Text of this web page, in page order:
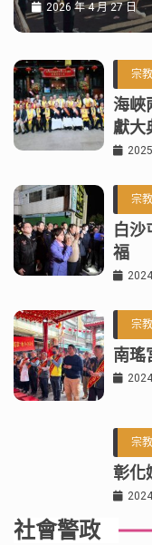
2026 年 4 月 27 日
宗
海峽
獻大
宗
白沙
福
宗
南瑤
宗
彰化
社會警政